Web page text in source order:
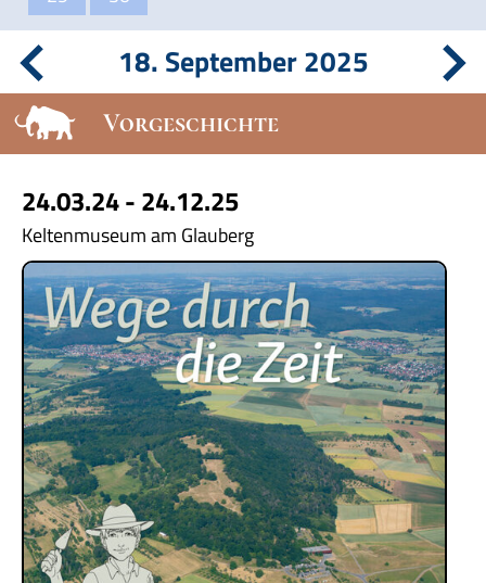
18. September 2025
Vorgeschichte
24.03.24 - 24.12.25
Keltenmuseum am Glauberg